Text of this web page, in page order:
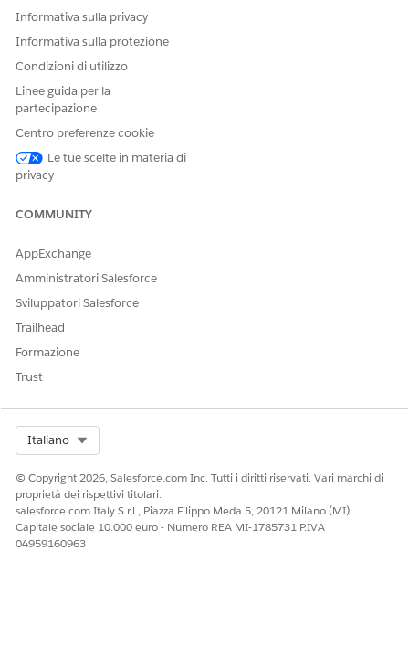
Informativa sulla privacy
Informativa sulla protezione
Condizioni di utilizzo
Linee guida per la
partecipazione
Centro preferenze cookie
Le tue scelte in materia di
privacy
COMMUNITY
AppExchange
Amministratori Salesforce
Sviluppatori Salesforce
Trailhead
Formazione
Trust
Italiano
© Copyright 2026, Salesforce.com Inc. Tutti i diritti riservati. Vari marchi di
proprietà dei rispettivi titolari.
salesforce.com Italy S.r.l., Piazza Filippo Meda 5, 20121 Milano (MI)
Capitale sociale 10.000 euro - Numero REA MI-1785731 P.IVA
04959160963